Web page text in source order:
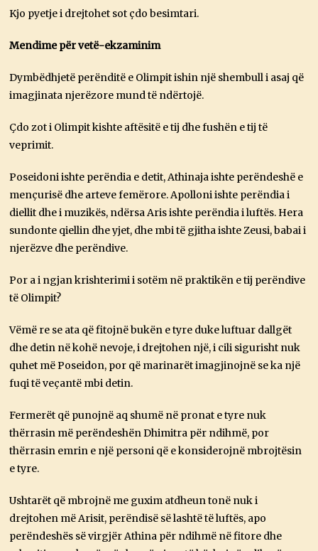
Kjo pyetje i drejtohet sot çdo besimtari.
Mendime për vetë-ekzaminim
Dymbëdhjetë perënditë e Olimpit ishin një shembull i asaj që
imagjinata njerëzore mund të ndërtojë.
Çdo zot i Olimpit kishte aftësitë e tij dhe fushën e tij të
veprimit.
Poseidoni ishte perëndia e detit, Athinaja ishte perëndeshë e
mençurisë dhe arteve femërore. Apolloni ishte perëndia i
diellit dhe i muzikës, ndërsa Aris ishte perëndia i luftës. Hera
sundonte qiellin dhe yjet, dhe mbi të gjitha ishte Zeusi, babai i
njerëzve dhe perëndive.
Por a i ngjan krishterimi i sotëm në praktikën e tij perëndive
të Olimpit?
Vëmë re se ata që fitojnë bukën e tyre duke luftuar dallgët
dhe detin në kohë nevoje, i drejtohen një, i cili sigurisht nuk
quhet më Poseidon, por që marinarët imagjinojnë se ka një
fuqi të veçantë mbi detin.
Fermerët që punojnë aq shumë në pronat e tyre nuk
thërrasin më perëndeshën Dhimitra për ndihmë, por
thërrasin emrin e një personi që e konsiderojnë mbrojtësin
e tyre.
Ushtarët që mbrojnë me guxim atdheun tonë nuk i
drejtohen më Arisit, perëndisë së lashtë të luftës, apo
perëndeshës së virgjër Athina për ndihmë në fitore dhe